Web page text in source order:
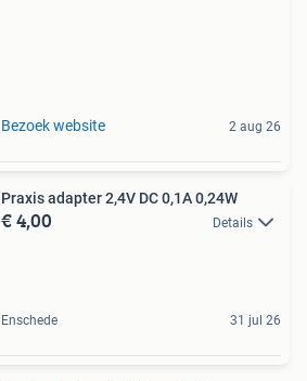
Bezoek website 2 aug 26
Praxis adapter 2,4V DC 0,1A 0,24W
€ 4,00 Details
Enschede 31 jul 26